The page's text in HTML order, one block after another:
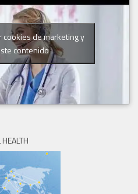
cookies de marketing y
contenido